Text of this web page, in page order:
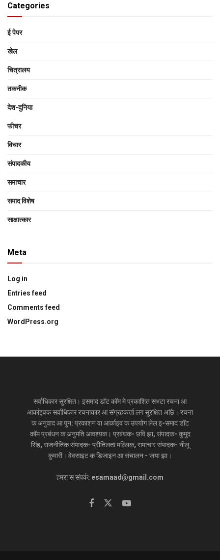
Categories
ई पेपर
खेल
चित्रालय
तकनीक
देश-दुनिया
फीचर
विचार
संपादकीय
समाचार
समाद विशेष
साक्षात्‍कार
Meta
Log in
Entries feed
Comments feed
WordPress.org
सर्वाधिकार सुरक्षित। इसमाद डॉट कॉम मे प्रकाशित सभटा रचना आ
आर्काइवक सर्वाधिकार रचनाकार आ संग्रहकर्त्ता लग सुरक्षित अछि। रचना
क अनुवाद आ पुन: प्रकाशन वा आर्काइव क उपयोग लेल इ-समाद डॉट
कॉम प्रबंधन क अनुमति आवश्यक। प्रबंधक- छवि झा, संपादक- कुमुद
सिंह, राजनीतिक संपादक- प्रीतिलता मल्लिक, समाचार संपादक- नीलू
कुमारी। वेवसाइट क डिजाइन आ संचालन - जया झा।
हमरा स संपर्क: esamaad@gmail.com